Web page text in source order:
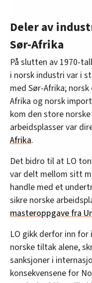
Deler av
Sør-Afrika
På slutten av 1970-
i norsk industri var i
med Sør-Afrika;
Afrika og norsk
kom den store
arbeidsplasser var
Afrika.
Det bidro til at LO
var delt mellom sitt
handle med et
sikre norske
masteroppgave fra
LO gikk derfor inn
norske tiltak alene,
sanksjoner i
konsekvensene for